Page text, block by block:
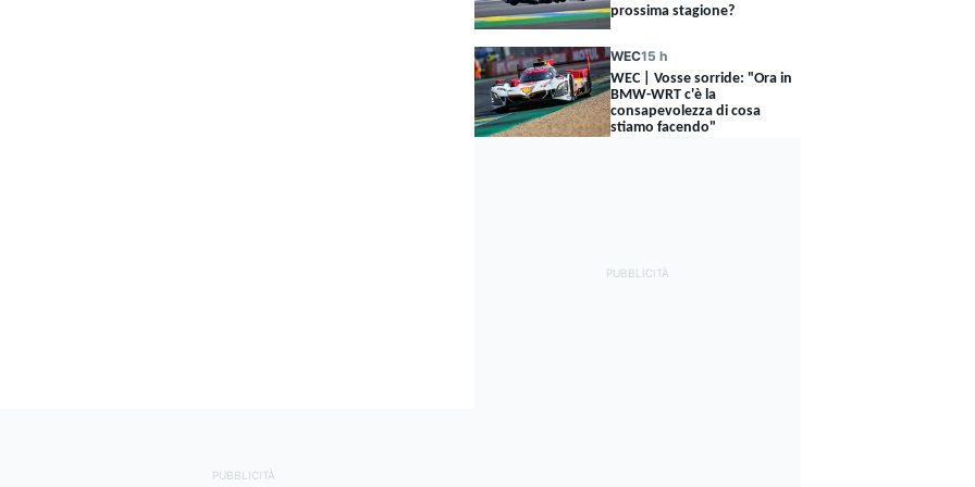
prossima stagione?
WEC15 h
WEC | Vosse sorride: "Ora in
BMW-WRT c'è la
consapevolezza di cosa
stiamo facendo"